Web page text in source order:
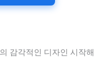
감각적인 디자인 시작해